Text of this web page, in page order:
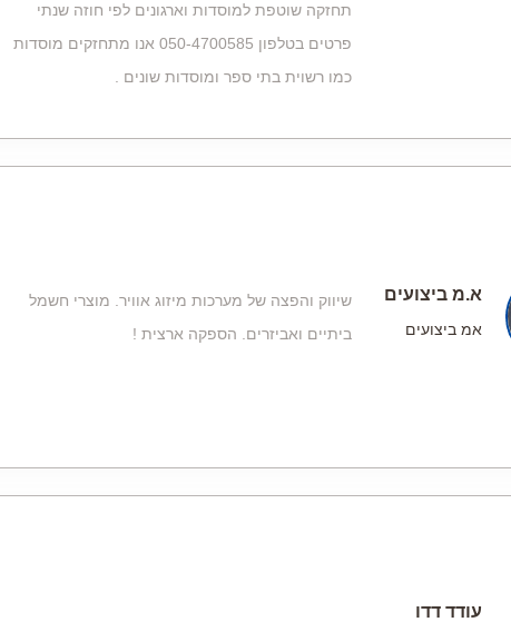
תחזקה שוטפת למוסדות וארגונים לפי חוזה שנתי
פרטים בטלפון 050-4700585 אנו מתחזקים מוסדות
כמו רשוית בתי ספר ומוסדות שונים .
א.מ ביצועים
אמ ביצועים
שיווק והפצה של מערכות מיזוג אוויר. מוצרי חשמל
ביתיים ואביזרים. הספקה ארצית !
עודד דדו